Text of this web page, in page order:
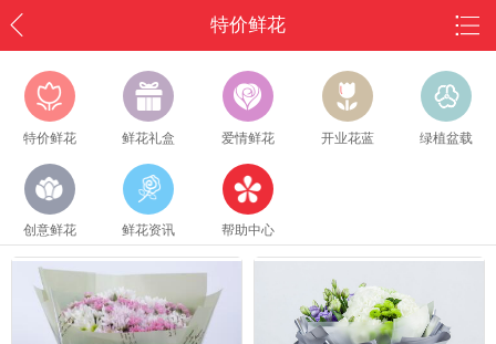
特价鲜花
特价鲜花 鲜花礼盒 爱情鲜花 开业花蓝 绿植盆载
创意鲜花 鲜花资讯 帮助中心